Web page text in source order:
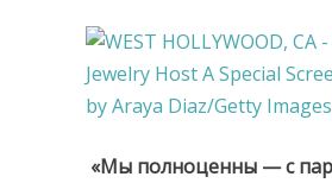
«Мы полноценны — с